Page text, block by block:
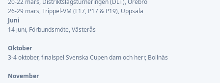
20-22 mars, Distriktslagsturneringen (DLT), Örebro
26-29 mars, Trippel-VM (F17, P17 & P19), Uppsala
Juni
14 juni, Förbundsmöte, Västerås
Oktober
3-4 oktober, finalspel Svenska Cupen dam och herr, Bollnäs
November